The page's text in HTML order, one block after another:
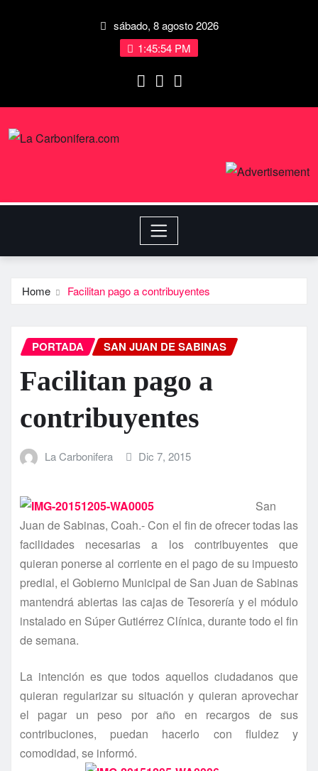
sábado, 8 agosto 2026
1:45:54 PM
Home Facilitan pago a contribuyentes
PORTADA SAN JUAN DE SABINAS
Facilitan pago a
contribuyentes
La Carbonifera Dic 7, 2015
San
Juan de Sabinas, Coah.- Con el fin de ofrecer todas las
facilidades necesarias a los contribuyentes que
quieran ponerse al corriente en el pago de su impuesto
predial, el Gobierno Municipal de San Juan de Sabinas
mantendrá abiertas las cajas de Tesorerí­a y el módulo
instalado en Súper Gutiérrez Clí­nica, durante todo el fin
de semana.
La intención es que todos aquellos ciudadanos que
quieran regularizar su situación y quieran aprovechar
el pagar un peso por año en recargos de sus
contribuciones, puedan hacerlo con fluidez y
comodidad, se informó.